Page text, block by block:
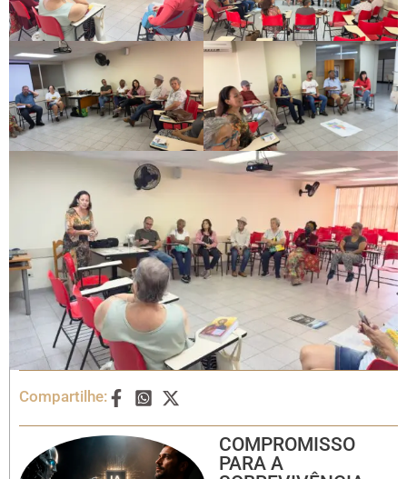
Compartilhe:
COMPROMISSO
PARA A